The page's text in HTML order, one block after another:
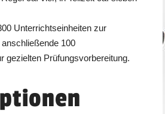
Unterrichtseinheiten zur
100
gezielten Prüfungsvorbereitung.